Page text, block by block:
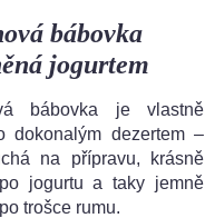
bábovka
jogurtem
bábovka je vlastně
dokonalým dezertem –
na přípravu, krásně
jogurtu a taky jemně
trošce rumu.